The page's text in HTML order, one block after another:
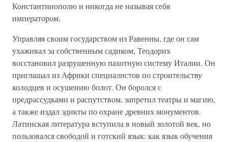
Константинополю и никогда не называя себя
императором.
Управляя своим государством из Равенны, где он сам
ухаживал за собственным садиком, Теодорих
восстановил разрушенную пахотную систему Италии. Он
приглашал из Африки специалистов по строительству
колодцев и осушению болот. Он боролся с
предрассудками и распутством, запретил театры и магию,
а также издал эдикты по охране древних монументов.
Латинская литература вступила в новый золотой век, но
пользовался свободой и готский язык: как язык обучения